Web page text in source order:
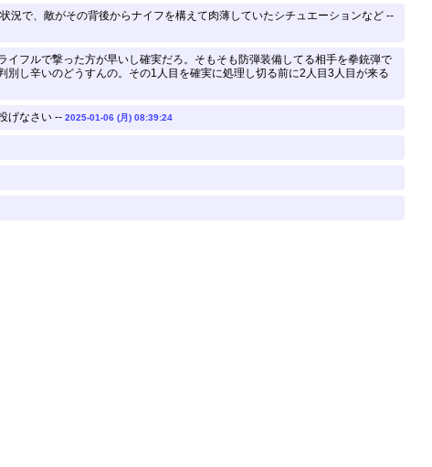
で、敵がその背後からナイフを構えて肉薄していたシチュエーションなど --
フルで撃った方が早いし確実だろ。そもそも防弾装備してる相手を拳銃弾で
し辛いのどうすんの。その1人目を確実に処理し切る前に2人目3人目が来る
げなさい -- 2025-01-06 (月) 08:39:24